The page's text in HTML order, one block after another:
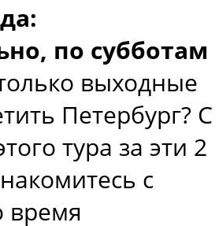
по субботам
выходные
Петербург? С
тура за эти 2
с
время